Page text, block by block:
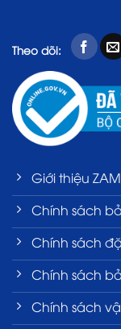
Theo dõi:
Giới thiệu
Chính sách
Chính sách
Chính sách
Chính sách